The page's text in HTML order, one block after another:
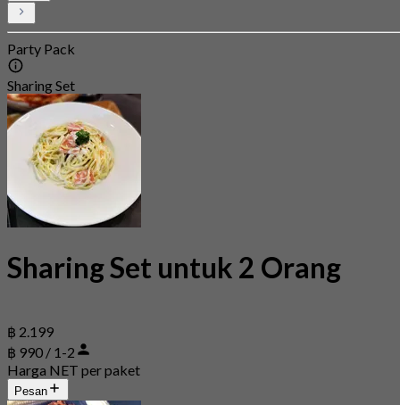
Party Pack
Sharing Set
Sharing Set untuk 2 Orang
฿ 2.199
฿ 990 / 1-2
Harga NET per paket
Pesan